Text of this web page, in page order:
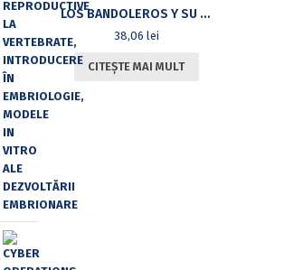
LOS BANDOLEROS Y SU REFLEJO EN LA TRADICIÓN ORAL: LA PROSA POPULAR COMPARACIÓN CATALANO-ESLOVACA)
38,06 lei
CITEȘTE MAI MULT